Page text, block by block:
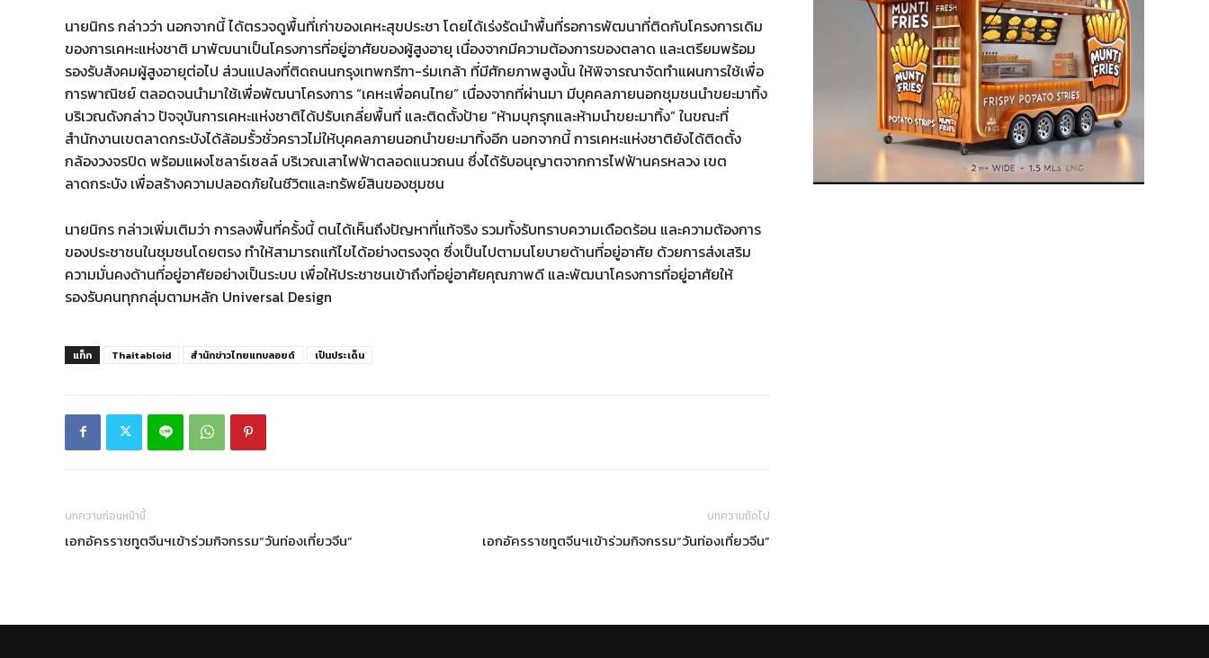
นายนิกร กล่าวว่า นอกจากนี้ ได้ตรวจดูพื้นที่เก่าของเคหะสุขประชา โดยได้เร่งรัดนำพื้นที่รอการพัฒนาที่ติดกับโครงการเดิม
ของการเคหะแห่งชาติ มาพัฒนาเป็นโครงการที่อยู่อาศัยของผู้สูงอายุ เนื่องจากมีความต้องการของตลาด และเตรียมพร้อม
รองรับสังคมผู้สูงอายุต่อไป ส่วนแปลงที่ติดถนนกรุงเทพกรีฑา-ร่มเกล้า ที่มีศักยภาพสูงนั้น ให้พิจารณาจัดทำแผนการใช้เพื่อ
การพาณิชย์ ตลอดจนนำมาใช้เพื่อพัฒนาโครงการ “เคหะเพื่อคนไทย” เนื่องจากที่ผ่านมา มีบุคคลภายนอกชุมชนนำขยะมาทิ้ง
บริเวณดังกล่าว ปัจจุบันการเคหะแห่งชาติได้ปรับเกลี่ยพื้นที่ และติดตั้งป้าย “ห้ามบุกรุกและห้ามนำขยะมาทิ้ง” ในขณะที่
สำนักงานเขตลาดกระบังได้ล้อมรั้วชั่วคราวไม่ให้บุคคลภายนอกนำขยะมาทิ้งอีก นอกจากนี้ การเคหะแห่งชาติยังได้ติดตั้ง
กล้องวงจรปิด พร้อมแผงโซลาร์เซลล์ บริเวณเสาไฟฟ้าตลอดแนวถนน ซึ่งได้รับอนุญาตจากการไฟฟ้านครหลวง เขต
ลาดกระบัง เพื่อสร้างความปลอดภัยในชีวิตและทรัพย์สินของชุมชน
นายนิกร กล่าวเพิ่มเติมว่า การลงพื้นที่ครั้งนี้ ตนได้เห็นถึงปัญหาที่แท้จริง รวมทั้งรับทราบความเดือดร้อน และความต้องการ
ของประชาชนในชุมชนโดยตรง ทำให้สามารถแก้ไขได้อย่างตรงจุด ซึ่งเป็นไปตามนโยบายด้านที่อยู่อาศัย ด้วยการส่งเสริม
ความมั่นคงด้านที่อยู่อาศัยอย่างเป็นระบบ เพื่อให้ประชาชนเข้าถึงที่อยู่อาศัยคุณภาพดี และพัฒนาโครงการที่อยู่อาศัยให้
รองรับคนทุกกลุ่มตามหลัก Universal Design
แท็ก Thaitabloid สำนักข่าวไทยแทบลอยด์ เป็นประเด็น
บทความก่อนหน้านี้
เอกอัครราชทูตจีนฯเข้าร่วมกิจกรรม“วันท่องเที่ยวจีน”
บทความถัดไป
เอกอัครราชทูตจีนฯเข้าร่วมกิจกรรม“วันท่องเที่ยวจีน”